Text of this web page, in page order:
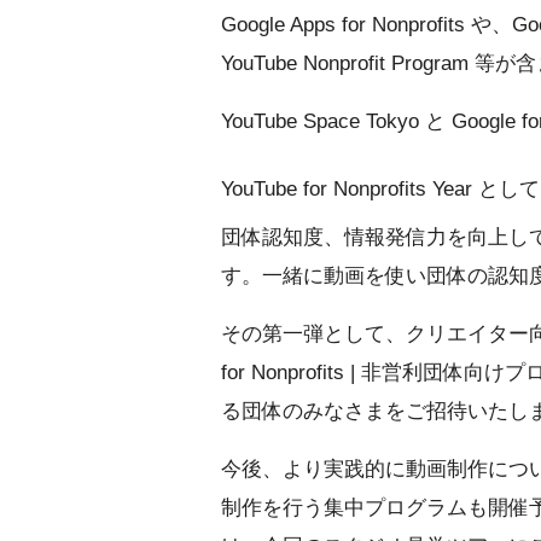
Google Apps for Nonprofits や、
YouTube Nonprofit Program 等が
YouTube Space Tokyo と Google
YouTube for Nonprofits Year とし
団体認知度、情報発信力を向上
す。一緒に動画を使い団体の認知
その第一弾として、クリエイター
for Nonprofits | 非営利団体向けプ
る団体のみなさまをご招待いたし
今後、より実践的に動画制作につ
制作を行う集中プログラムも開催